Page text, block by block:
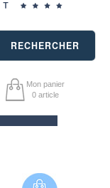
RECHERCHER
Mon panier
0 article